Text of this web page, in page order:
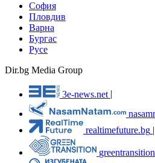
София
Пловдив
Варна
Бургас
Русе
Dir.bg Media Group
3e-news.net
realtimefuture.bg |